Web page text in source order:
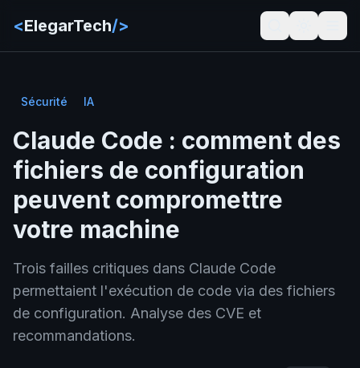
<ElegarTech/>
Sécurité IA
Claude Code : comment des
fichiers de configuration
peuvent compromettre
votre machine
Trois failles critiques dans Claude Code
permettaient l'exécution de code via des fichiers
de configuration. Analyse des CVE et
recommandations.